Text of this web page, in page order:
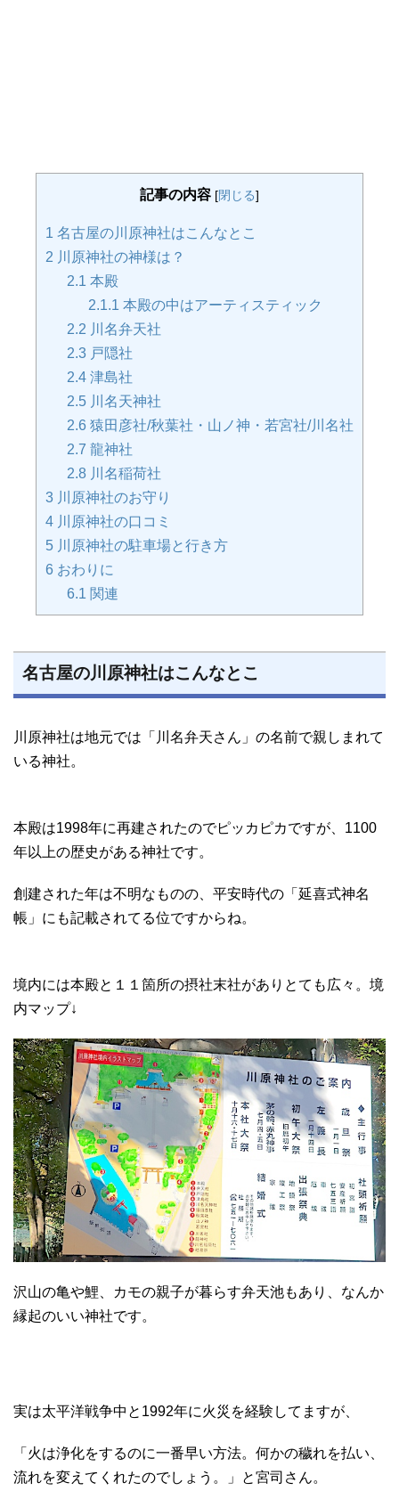
記事の内容 [閉じる]
1 名古屋の川原神社はこんなとこ
2 川原神社の神様は？
2.1 本殿
2.1.1 本殿の中はアーティスティック
2.2 川名弁天社
2.3 戸隠社
2.4 津島社
2.5 川名天神社
2.6 猿田彦社/秋葉社・山ノ神・若宮社/川名社
2.7 龍神社
2.8 川名稲荷社
3 川原神社のお守り
4 川原神社の口コミ
5 川原神社の駐車場と行き方
6 おわりに
6.1 関連
名古屋の川原神社はこんなとこ
川原神社は地元では「川名弁天さん」の名前で親しまれて
いる神社。
本殿は1998年に再建されたのでピッカピカですが、1100
年以上の歴史がある神社です。
創建された年は不明なものの、平安時代の「延喜式神名
帳」にも記載されてる位ですからね。
境内には本殿と１１箇所の摂社末社がありとても広々。境
内マップ↓
沢山の亀や鯉、カモの親子が暮らす弁天池もあり、なんか
縁起のいい神社です。
実は太平洋戦争中と1992年に火災を経験してますが、
「火は浄化をするのに一番早い方法。何かの穢れを払い、
流れを変えてくれたのでしょう。」と宮司さん。